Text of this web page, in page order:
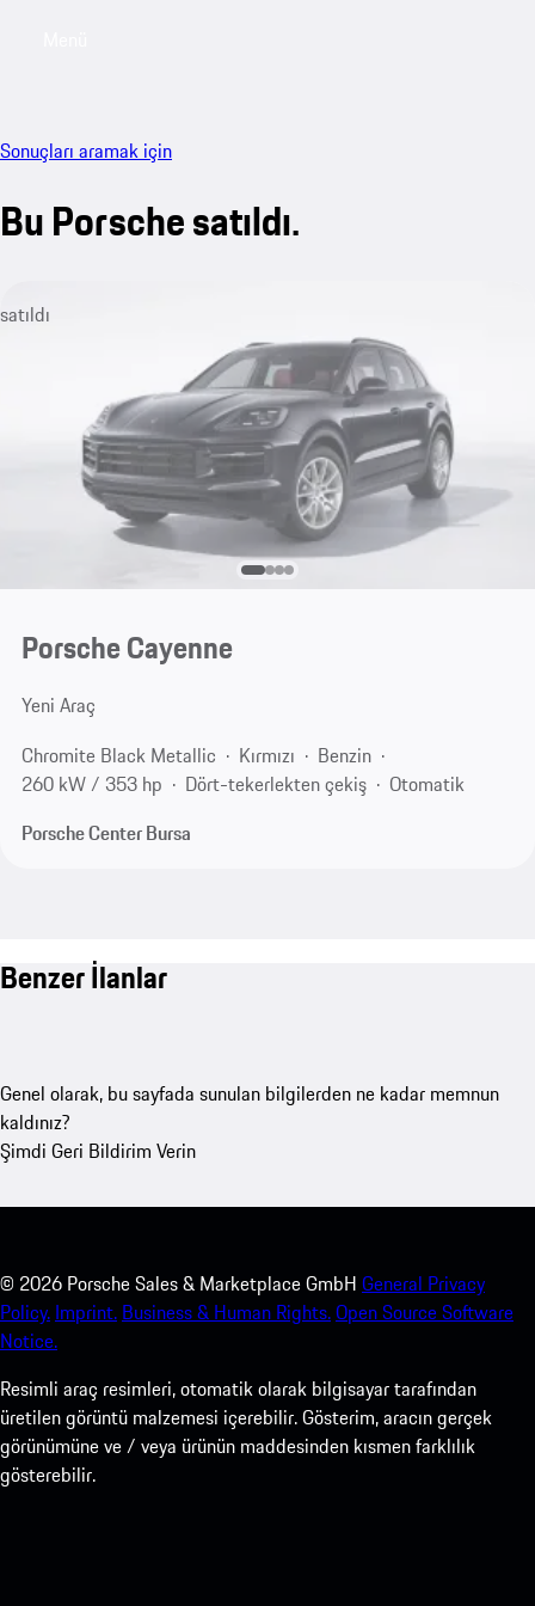
Sonuçları aramak için
Bu Porsche satıldı.
satıldı
Porsche Cayenne
Yeni Araç
Chromite Black Metallic
Kırmızı
Benzin
260 kW / 353 hp
Dört-tekerlekten çekiş
Otomatik
Porsche Center Bursa
Benzer İlanlar
Genel olarak, bu sayfada sunulan bilgilerden ne kadar memnun
kaldınız?
Şimdi Geri Bildirim Verin
© 2026 Porsche Sales & Marketplace GmbH General Privacy
Policy. Imprint. Business & Human Rights.Open Source Software
Notice.
Resimli araç resimleri, otomatik olarak bilgisayar tarafından
üretilen görüntü malzemesi içerebilir. Gösterim, aracın gerçek
görünümüne ve / veya ürünün maddesinden kısmen farklılık
gösterebilir.